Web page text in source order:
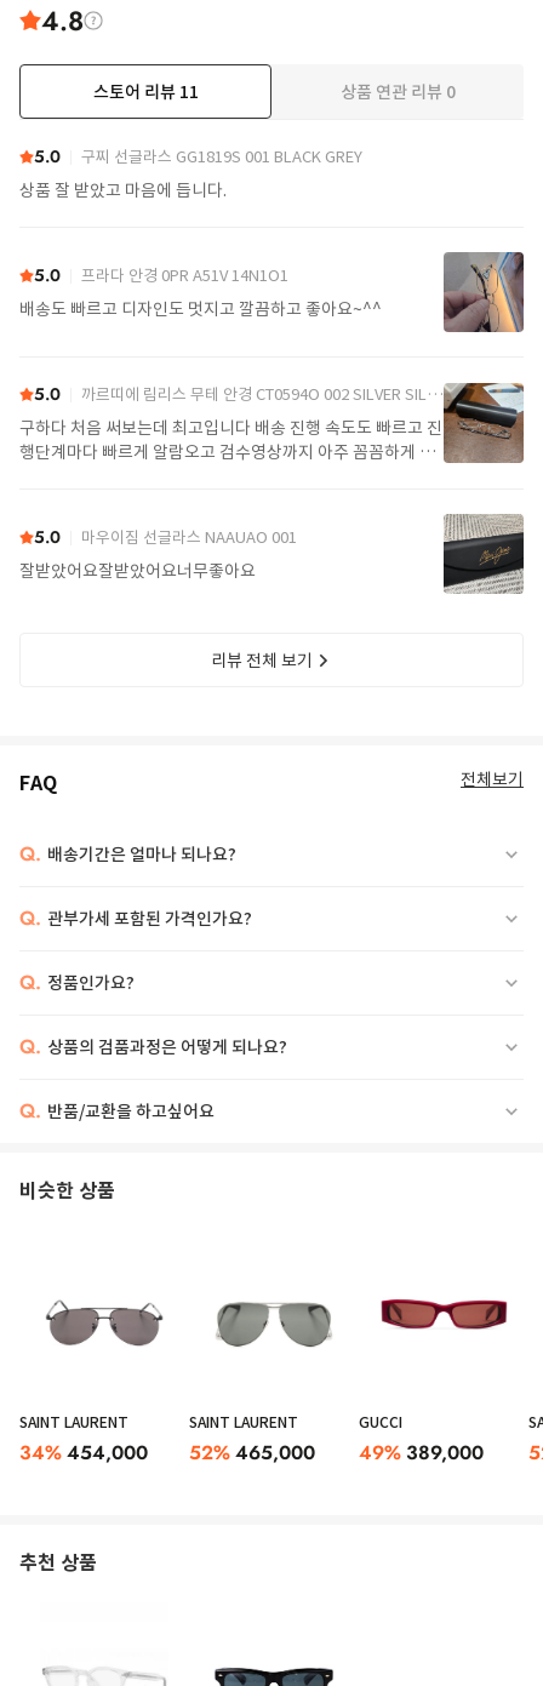
4.8
스토어 리뷰 11 상품 연관 리뷰 0
5.0 구찌 선글라스 GG1819S 001 BLACK GREY
상품 잘 받았고 마음에 듭니다.
5.0 프라다 안경 0PR A51V 14N1O1
배송도 빠르고 디자인도 멋지고 깔끔하고 좋아요~^^
5.0 까르띠에 림리스 무테 안경 CT0594O 002 SILVER SILVER TRANSPARENT
구하다 처음 써보는데 최고입니다 배송 진행 속도도 빠르고 진
행단계마다 빠르게 알람오고 검수영상까지 아주 꼼꼼하게 찍
5.0 마우이짐 선글라스 NAAUAO 001
잘받았어요잘받았어요너무좋아요
리뷰 전체 보기
FAQ 전체보기
Q. 배송기간은 얼마나 되나요?
Q. 관부가세 포함된 가격인가요?
Q. 정품인가요?
Q. 상품의 검품과정은 어떻게 되나요?
Q. 반품/교환을 하고싶어요
비슷한 상품
SAINT LAURENT
34%454,000
SAINT LAURENT
52%465,000
GUCCI
49% 389,000
추천 상품